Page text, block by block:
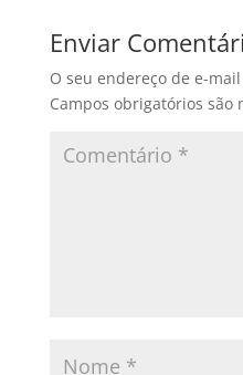
Enviar
O seu endereço de e-
Campos obrigatórios são